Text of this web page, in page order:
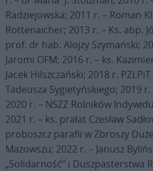
Radziejowska; 2011 r. – Roman
Rottenaicher; 2013 r. – Ks. abp.
prof. dr hab. Alojzy Szymański;
Jaromi OFM; 2016 r. – ks.
Jacek Hilszczański; 2018 r.
Tadeusza Sygietyńskiego; 2019
2020 r. – NSZZ Rolników
2021 r. – ks. prałat Czesław
proboszcz parafii w Zbroszy
Mazowszu; 2022 r. – Janusz
„Solidarność” i Duszpasterstwa